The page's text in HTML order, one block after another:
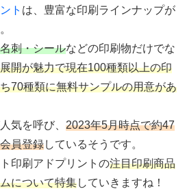
ト は、豊富な印刷ラインナップが
刺・シールなどの印刷物だけでな
開が魅力で現在100種類以上の印
70種類に無料サンプルの用意があ
気を呼び、 2023年5月時点で約47
員登録しているそうです。
印刷アドプリントの注目印刷商品
について特集していきますね！